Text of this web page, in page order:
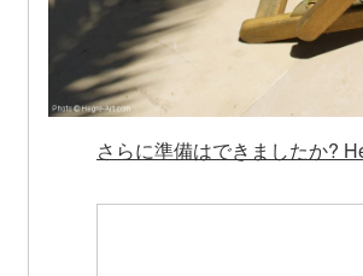
さらに準備はできましたか?